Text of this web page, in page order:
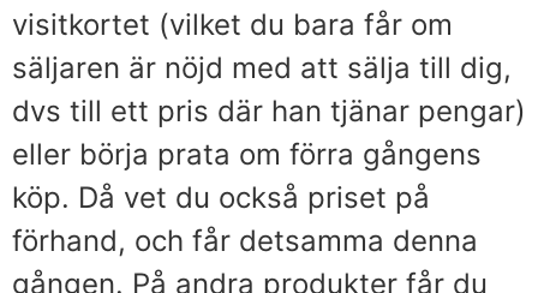
visitkortet (vilket du bara får om
säljaren är nöjd med att sälja till dig,
dvs till ett pris där han tjänar pengar)
eller börja prata om förra gångens
köp. Då vet du också priset på
förhand, och får detsamma denna
gången. På andra produkter får du